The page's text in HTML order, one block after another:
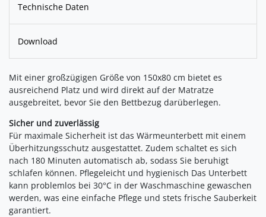
Technische Daten
Download
Mit einer großzügigen Größe von 150x80 cm bietet es
ausreichend Platz und wird direkt auf der Matratze
ausgebreitet, bevor Sie den Bettbezug darüberlegen.
Sicher und zuverlässig
Für maximale Sicherheit ist das Wärmeunterbett mit einem
Überhitzungsschutz ausgestattet. Zudem schaltet es sich
nach 180 Minuten automatisch ab, sodass Sie beruhigt
schlafen können. Pflegeleicht und hygienisch Das Unterbett
kann problemlos bei 30°C in der Waschmaschine gewaschen
werden, was eine einfache Pflege und stets frische Sauberkeit
garantiert.